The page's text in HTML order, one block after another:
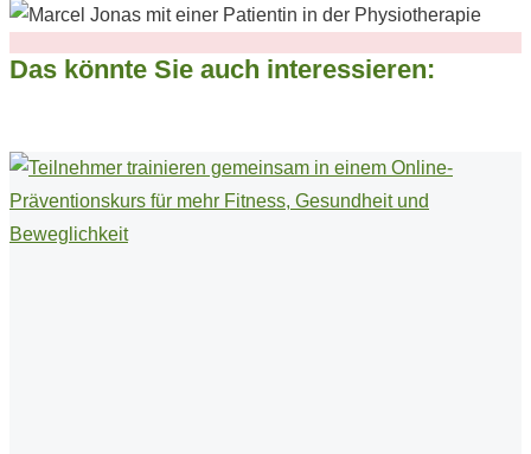
Das könnte Sie auch interessieren: